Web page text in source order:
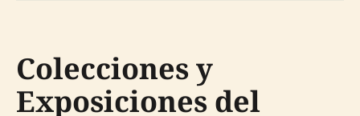
Colecciones y
Exposiciones del